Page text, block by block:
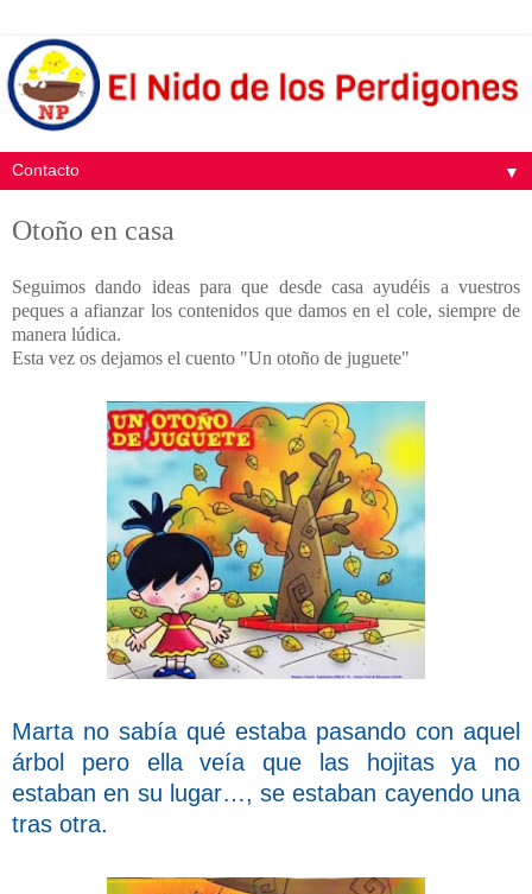
▼
Otoño en casa
Seguimos dando ideas para que desde casa ayudéis a vuestros
peques a afianzar los contenidos que damos en el cole, siempre de
manera lúdica.
Esta vez os dejamos el cuento "Un otoño de juguete"
Marta no sabía qué estaba pasando con aquel
árbol pero ella veía que las hojitas ya no
estaban en su lugar…, se estaban cayendo una
tras otra.